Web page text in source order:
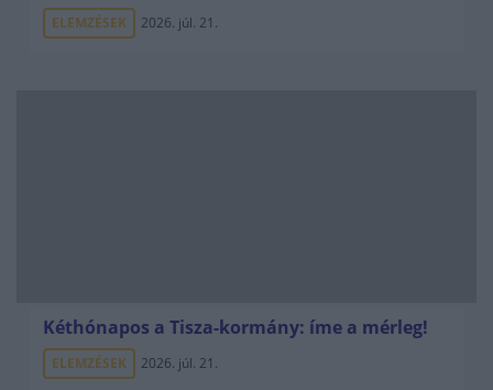
ELEMZÉSEK 2026. júl. 21.
Kéthónapos a Tisza-kormány: íme a mérleg!
ELEMZÉSEK 2026. júl. 21.